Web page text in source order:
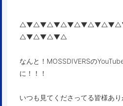
△▼△▼△▼△
なんと！MOSSDIVERSの
に！！！
いつも見てくださってる皆様あり